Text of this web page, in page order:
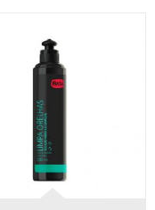
Grosso
e Acre